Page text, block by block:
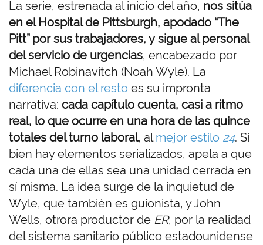
La serie, estrenada al inicio del año, nos sitúa
en el Hospital de Pittsburgh, apodado “The
Pitt” por sus trabajadores, ysigue al personal
del servicio de urgencias, encabezado por
Michael Robinavitch (Noah Wyle). La
diferencia con el resto es su impronta
narrativa: cada capítulo cuenta, casi a ritmo
real, lo que ocurre en una hora de las quince
totales del turno laboral, almejor estilo 24. Si
bien hay elementos serializados, apela a que
cada una de ellas sea una unidad cerrada en
sí misma. La idea surge de la inquietud de
Wyle, que también es guionista, y John
Wells, otrora productor de ER, por la realidad
del sistema sanitario público estadounidense